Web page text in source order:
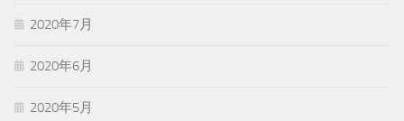
2020年7月
2020年6月
2020年5月